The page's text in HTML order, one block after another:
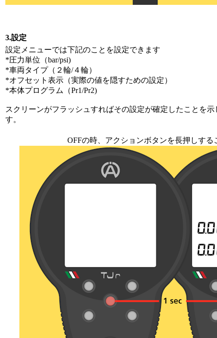
3.設定
設定メニューでは下記のことを設定できます
*圧力単位（bar/psi)
*車両タイプ（２輪/４輪）
*オフセット表示（実際の値を隠すための設定）
*本体プログラム（Pr1/Pr2)
スクリーンがフラッシュすればその設定が確定したことを示
す。
OFFの時、アクションボタンを長押しす